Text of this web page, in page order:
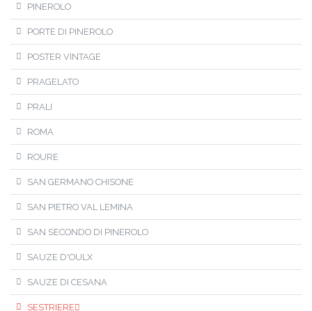
PINEROLO
PORTE DI PINEROLO
POSTER VINTAGE
PRAGELATO
PRALI
ROMA
ROURE
SAN GERMANO CHISONE
SAN PIETRO VAL LEMINA
SAN SECONDO DI PINEROLO
SAUZE D'OULX
SAUZE DI CESANA
SESTRIERE